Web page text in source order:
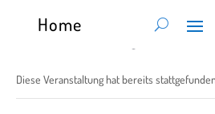
Home
Diese Veranstaltung hat bereits